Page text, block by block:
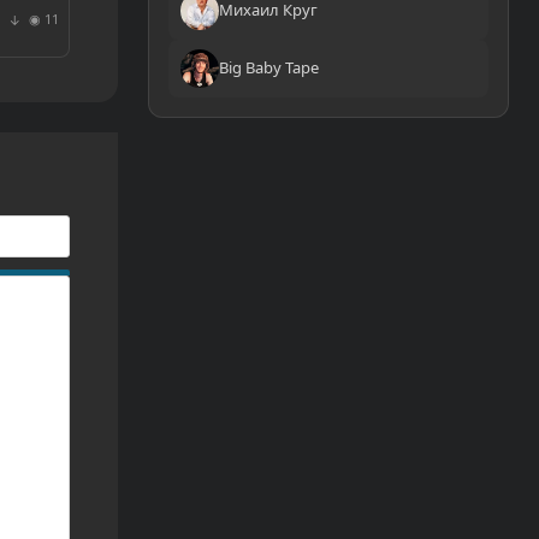
Михаил Круг
Big Baby Tape
↓ ◉ 11